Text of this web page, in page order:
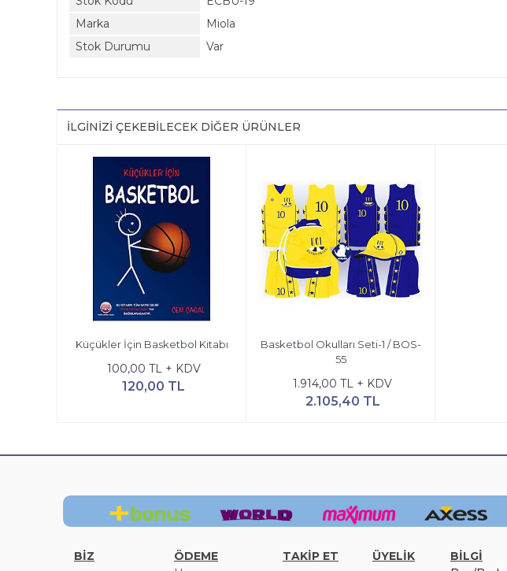
Marka
Miola
Stok Durumu
Var
İLGINIZI ÇEKEBILECEK DIĞER ÜRÜNLER
Küçükler İçin Basketbol Kitabı
100,00 TL + KDV
120,00 TL
Basketbol Okulları Seti-1 / BOS-
55
1.914,00 TL + KDV
2.105,40 TL
BİZ ÖDEME TAKİP ET ÜYELİK
BİLGİ